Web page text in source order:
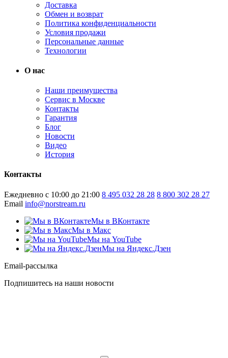
Доставка
Обмен и возврат
Политика конфиденциальности
Условия продажи
Персональные данные
Технологии
О нас
Наши преимущества
Сервис в Москве
Контакты
Гарантия
Блог
Новости
Видео
История
Контакты
Ежедневно с 10:00 до 21:00 8 495 032 28 28 8 800 302 28 27
Email info@norstream.ru
Мы в ВКонтакте
Мы в Макс
Мы на YouTube
Мы на Яндекс.Дзен
Email-рассылка
Подпишитесь на наши новости